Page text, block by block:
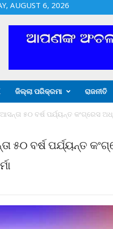
AUGUST 6, 2026
ଜିଲ୍ଲା ପରିକ୍ରମା ରାଜନୀତି
ଆସନ୍ତା ୫୦ ବର୍ଷ ପର୍ଯ୍ୟନ୍ତ କଂଗ୍ରେସ
୫୦ ବର୍ଷ ପର୍ଯ୍ୟନ୍ତ